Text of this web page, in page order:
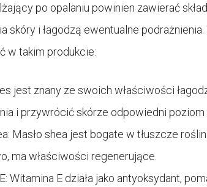
po opalaniu powinien zawierać
skóry i łagodzą ewentualne
w takim produkcie:
jest znany ze swoich właściwości
i przywrócić skórze odpowiedni poziom
Masło shea jest bogate w tłuszcze
ma właściwości regenerujące.
Witamina E działa jako antyoksydant,